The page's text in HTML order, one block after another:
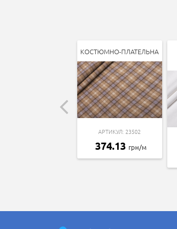
КОСТЮМНО-ПЛАТЕЛЬНА
АРТИКУЛ: 23502
374.13 грн/м